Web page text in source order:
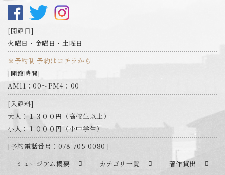
開館日
火曜日・金曜日・土曜日
※予約制 予約はコチラから
開館時間
AM11：00～PM4：00
入館料
大人：１３００円（高校生以上）
小人：１０００円（小中学生）
予約電話番号：078-705-0080
ミュージアム概要
カテゴリ一覧
著作貸出